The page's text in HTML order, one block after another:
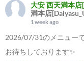
大安 西天満本
満本店
1 week ago
2026/07/31のメニュー
お待ちしております✨